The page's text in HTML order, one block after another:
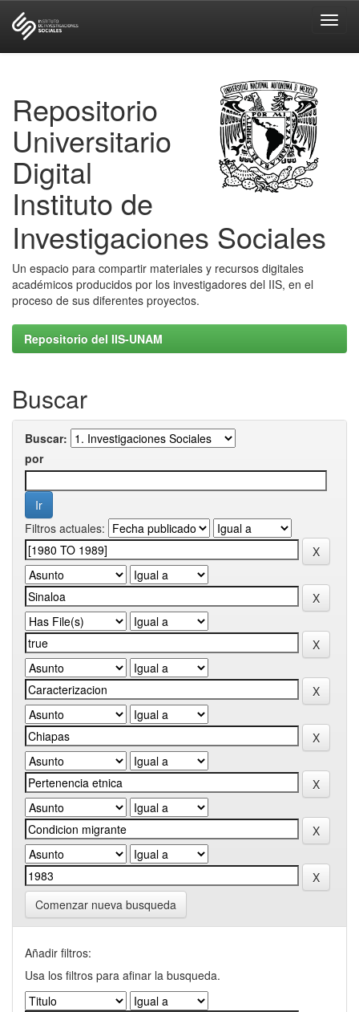
Repositorio
Universitario
Digital
Instituto de
Investigaciones Sociales
Un espacio para compartir materiales y recursos digitales
académicos producidos por los investigadores del IIS, en el
proceso de sus diferentes proyectos.
Repositorio del IIS-UNAM
Buscar
Buscar:
por
Filtros actuales:
Comenzar nueva busqueda
Añadir filtros:
Usa los filtros para afinar la busqueda.